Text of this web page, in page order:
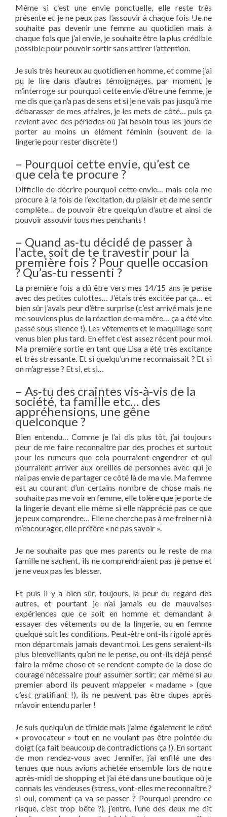
Même si c’est une envie ponctuelle, elle reste très
présente et je ne peux pas l’assouvir à chaque fois !Je ne
souhaite pas devenir une femme au quotidien mais à
chaque fois que j’ai envie, je souhaite être la plus crédible
possible pour pouvoir sortir sans attirer l’attention.
Je suis très heureux au quotidien en homme, et comme j’ai
pu le lire dans d’autres témoignages, par moment je
m’interroge sur pourquoi cette envie d’être une femme, je
me dis que ça n’a pas de sens et si je ne vais pas jusqu’à me
débarasser de mes affaires, je les mets de côté… puis ça
revient avec des périodes où j’ai besoin tous les jours de
porter au moins un élément féminin (souvent de la
lingerie pour rester discrète !)
– Pourquoi cette envie, qu’est ce
que cela te procure ?
Difficile de décrire pourquoi cette envie… mais cela me
procure à la fois de l’excitation, du plaisir et de me sentir
complète… de pouvoir être quelqu’un d’autre et ainsi de
pouvoir assouvir tous mes penchants !
– Quand as-tu décidé de passer à
l’acte, soit de te travestir pour la
première fois ? Pour quelle occasion
? Qu’as-tu ressenti ?
La première fois a dû être vers mes 14/15 ans je pense
avec des petites culottes… J’étais très excitée par ça… et
bien sûr j’avais peur d’être surprise (c’est arrivé mais je ne
me souviens plus de la réaction de ma mère… ça a été vite
passé sous silence !). Les vêtements et le maquillage sont
venus bien plus tard. En effet c’est assez récent pour moi.
Ma première sortie en tant que Lisa a été très excitante
et très stressante. Et si quelqu’un me reconnaissait ? Et si
on m’agresse ? Et si, et si…
– As-tu des craintes vis-à-vis de la
société, ta famille etc… des
appréhensions, une gêne
quelconque ?
Bien entendu… Comme je l’ai dis plus tôt, j’ai toujours
peur de me faire reconnaître par des proches et surtout
pour les rumeurs que cela pourraient engendrer et qui
pourraient arriver aux oreilles de personnes avec qui je
n’ai pas envie de partager ce côté là de ma vie. Ma femme
est au courant d’un certains nombre de chose mais ne
souhaite pas me voir en femme, elle tolère que je porte de
la lingerie devant elle même si elle n’apprécie pas ce que
je peux comprendre… Elle ne cherche pas à me freiner ni à
m’encourager, elle préfère « ne pas savoir ».
Je ne souhaite pas que mes parents ou le reste de ma
famille ne sachent, ils ne comprendraient pas je pense et
je ne veux pas les blesser.
Et puis il y a bien sûr, toujours, la peur du regard des
autres, et pourtant je n’ai jamais eu de mauvaises
expériences que ce soit en homme et demandant à
essayer des vêtements ou de la lingerie, ou en femme
quelque soit les conditions. Peut-être ont-ils rigolé après
mon départ mais jamais devant moi. Les gens seraient-ils
plus bienveillants qu’on ne le pense, ou ont-ils déjà pensé
faire la même chose et se rendent compte de la dose de
courage nécessaire pour assumer sortir; car même si au
premier abord ils peuvent m’appeler « madame » (que
c’est gratifiant !), ils ne peuvent pas être dupes après
m’avoir entendu parler !
Je suis quelqu’un de timide mais j’aime également le côté
« provocateur » tout en ne voulant pas être pointée du
doigt (ça fait beaucoup de contradictions ça !). En sortant
de mon rendez-vous avec Jennifer, j’ai enfilé une des
tenues que nous avions achetée ensemble lors de notre
après-midi de shopping et j’ai été dans une boutique où je
connais les vendeuses (stress, vont-elles me reconnaître ?
si oui, comment ça va se passer ? Pourquoi prendre ce
risque, c’est trop bête ?), j’entre, l’une des deux me dit